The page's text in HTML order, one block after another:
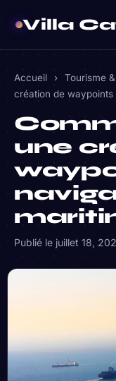
Villa
Accueil › Tourisme
création de
une
Publié le juillet 18,